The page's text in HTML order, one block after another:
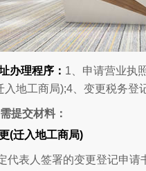
办理程序： 1、申请营业执
地工商局);4、变更税务登
提交材料：
(迁入地工商局)
代表人签署的变更登记申